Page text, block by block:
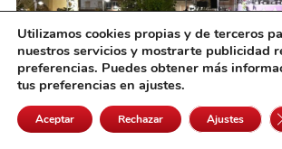
Utilizamos cookies propias y de terceros
nuestros servicios y mostrarte publicidad
preferencias. Puedes obtener más
tus preferencias en ajustes.
Aceptar Rechazar Ajustes